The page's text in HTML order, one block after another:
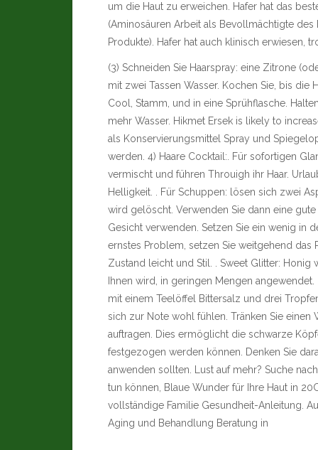
um die Haut zu erweichen. Hafer hat das
(Aminosäuren Arbeit als Bevollmächtigte
Produkte). Hafer hat auch klinisch erwiesen,
(3) Schneiden Sie Haarspray: eine Zitrone
mit zwei Tassen Wasser. Kochen Sie, bis
Cool, Stamm, und in eine Sprühflasche.
mehr Wasser. Hikmet Ersek is likely to
als Konservierungsmittel Spray und
werden. 4) Haare Cocktail:. Für sofortigen
vermischt und führen Throuigh ihr Haar.
Helligkeit. . Für Schuppen: lösen sich zwei
wird gelöscht. Verwenden Sie dann eine
Gesicht verwenden. Setzen Sie ein wenig in
ernstes Problem, setzen Sie weitgehend das
Zustand leicht und Stil. . Sweet Glitter:
Ihnen wird, in geringen Mengen
mit einem Teelöffel Bittersalz und drei
sich zur Note wohl fühlen. Tränken Sie
auftragen. Dies ermöglicht die schwarze
festgezogen werden können. Denken Sie
anwenden sollten. Lust auf mehr? Suche
tun können, Blaue Wunder für Ihre Haut in
vollständige Familie Gesundheit-Anleitung.
Aging und Behandlung Beratung in